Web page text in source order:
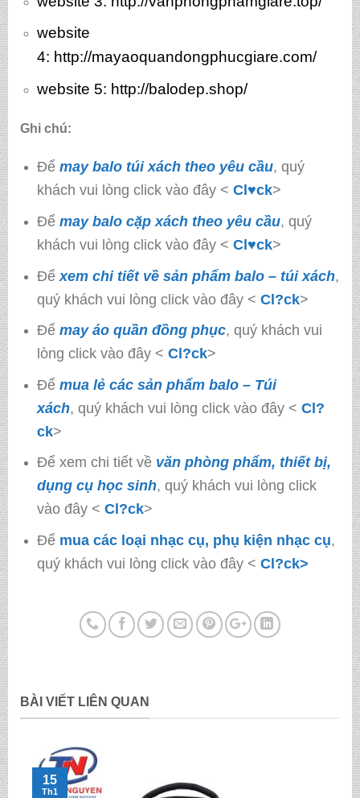
website
4: http://mayaoquandongphucgiare.com/
website 5: http://balodep.shop/
Ghi chú:
Để may balo túi xách theo yêu cầu, quý
khách vui lòng click vào đây < Cl♥ck>
Để may balo cặp xách theo yêu cầu, quý
khách vui lòng click vào đây < Cl♥ck>
Để xem chi tiết về sản phẩm balo – túi xách,
quý khách vui lòng click vào đây < Cl?ck>
Để may áo quần đồng phục, quý khách vui
lòng click vào đây < Cl?ck>
Để mua lẻ các sản phẩm balo – Túi
xách, quý khách vui lòng click vào đây < Cl?
ck>
Để xem chi tiết về văn phòng phẩm, thiết bị,
dụng cụ học sinh, quý khách vui lòng click
vào đây < Cl?ck>
Để mua các loại nhạc cụ, phụ kiện nhạc cụ,
quý khách vui lòng click vào đây < Cl?ck>
BÀI VIẾT LIÊN QUAN
15
Th1